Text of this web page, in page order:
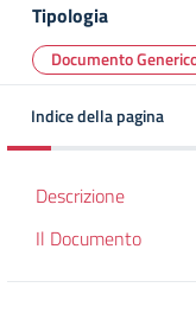
Tipologia
Documento
Indice della pagina
Descrizione
Il Documento